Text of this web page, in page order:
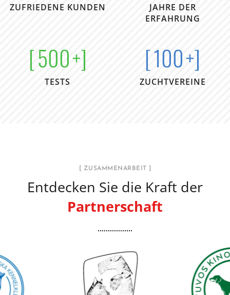
ZUFRIEDENE KUNDEN
JAHRE DER
ERFAHRUNG
[500+]
TESTS
[100+]
ZUCHTVEREINE
[ ZUSAMMENARBEIT ]
Entdecken Sie die Kraft der
Partnerschaft